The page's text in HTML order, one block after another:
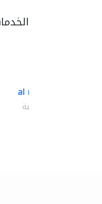
al mashrabia furniture..
الأثاث والمفروشات المنزلية